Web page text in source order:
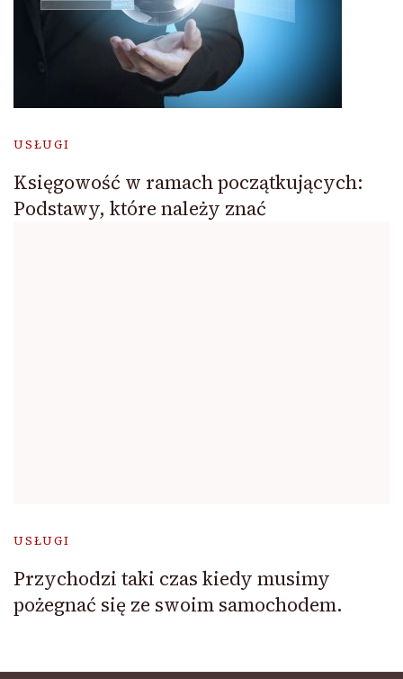
USŁUGI
Księgowość w ramach początkujących:
Podstawy, które należy znać
USŁUGI
Przychodzi taki czas kiedy musimy
pożegnać się ze swoim samochodem.